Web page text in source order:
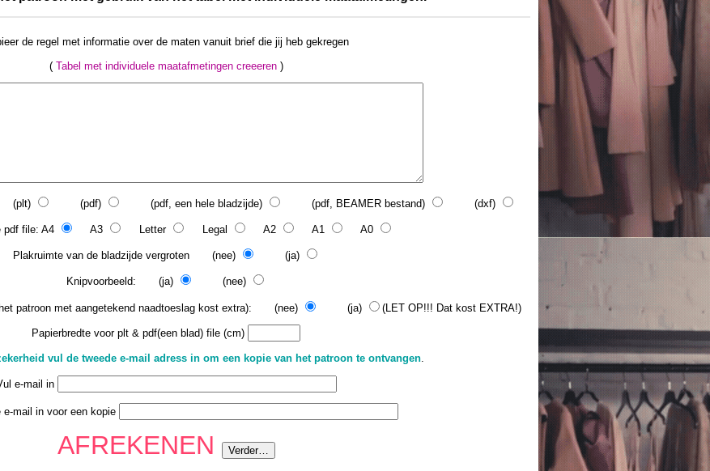
de regel met informatie over de maten vanuit brief die jij heb gekregen
(Tabel met individuele maatafmetingen creeeren )
(pdf) (pdf, een hele bladzijde) (pdf, BEAMER bestand) (dxf)
pdf file: A4 A3 Letter Legal A2 A1 A0
Plakruimte van de bladzijde vergroten (nee) (ja)
Knipvoorbeeld: (ja) (nee)
het patroon met aangetekend naadtoeslag kost extra): (nee) (ja) (LET OP!!! Dat kost EXTRA!)
Papierbredte voor plt & pdf(een blad) file (cm)
vul de tweede e-mail adress in om een kopie van het patroon te ontvangen.
e-mail in
e-mail in voor een kopie
AFREKENEN